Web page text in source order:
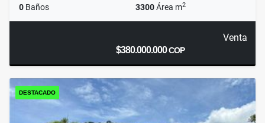
0 Baños 3300Área m2
Venta
$380.000.000COP
DESTACADO